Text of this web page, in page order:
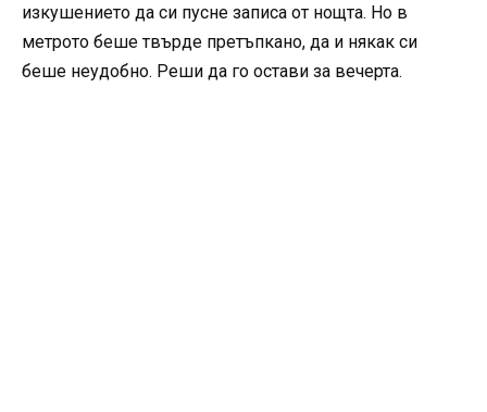
изкушението да си пусне записа от нощта. Но в
метрото беше твърде претъпкано, да и някак си
беше неудобно. Реши да го остави за вечерта.